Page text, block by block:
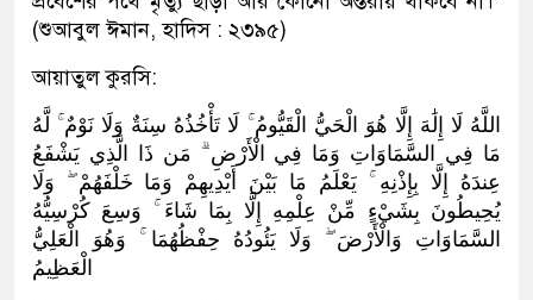
(শুআবুল ঈমান, হাদিস : ২৩৯৫)
আয়াতুল কুরসি:
اللَّهُ لَا إِلَٰهَ إِلَّا هُوَ الْحَيُّ الْقَيُّومُ ۚ لَا تَأْخُذُهُ سِنَةٌ وَلَا نَوْمٌ ۚ لَّهُ
مَا فِي السَّمَاوَاتِ وَمَا فِي الْأَرْضِ ۗ مَن ذَا الَّذِي يَشْفَعُ
عِندَهُ إِلَّا بِإِذْنِهِ ۚ يَعْلَمُ مَا بَيْنَ أَيْدِيهِمْ وَمَا خَلْفَهُمْ ۖ وَلَا
يُحِيطُونَ بِشَيْءٍ مِّنْ عِلْمِهِ إِلَّا بِمَا شَاءَ ۚ وَسِعَ كُرْسِيُّهُ
السَّمَاوَاتِ وَالْأَرْضَ ۖ وَلَا يَئُودُهُ حِفْظُهُمَا ۚ وَهُوَ الْعَلِيُّ
الْعَظِيمُ